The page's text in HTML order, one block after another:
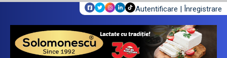
Autentificare | Înregistrare